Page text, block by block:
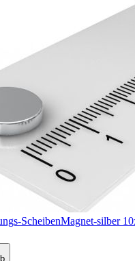
ScheibenMagnet-silber